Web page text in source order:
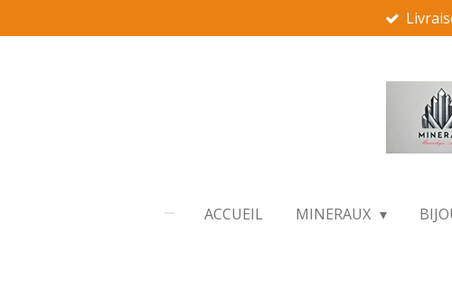
au
ACCUEIL MINERAUX